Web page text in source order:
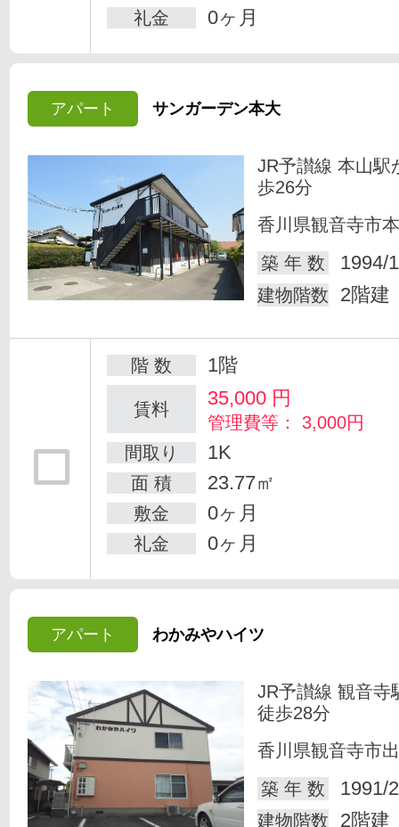
礼金 0ヶ月
アパート サンガーデン本大
JR予讃線 本山駅
歩26分
香川県観音寺市
築 年 数
1994/
建物階数 2階建
階 数 1階
賃料 35,000 円
管理費等： 3,000円
間取り
1K
面 積 23.77㎡
敷金 0ヶ月
礼金 0ヶ月
アパート わかみやハイツ
JR予讃線 観音寺
徒歩28分
香川県観音寺市
築 年 数
1991/
建物階数 2階建